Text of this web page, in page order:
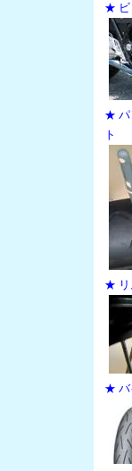
★ ビ
★ パ
ト
★ リ
★ バ